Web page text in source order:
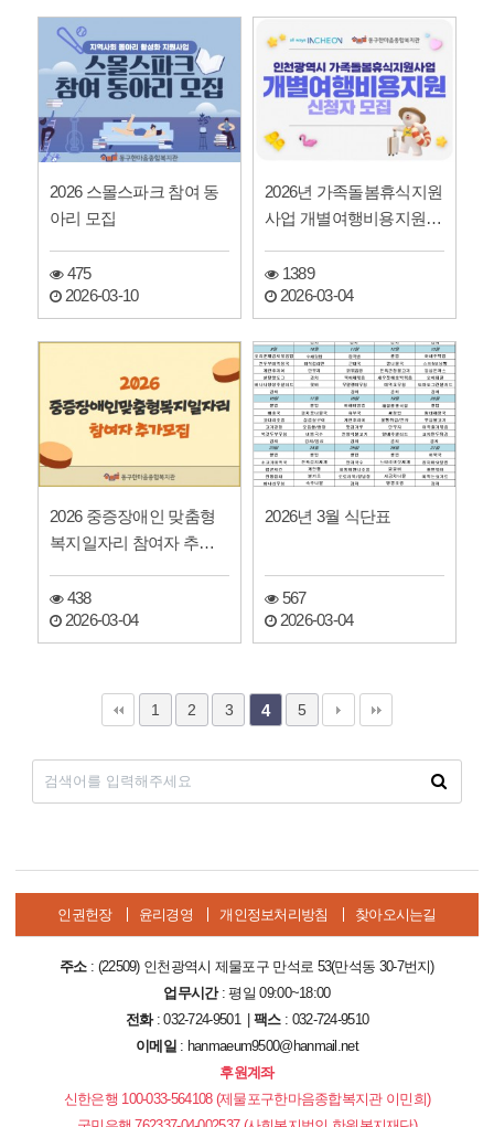
2026 스몰스파크 참여 동
아리 모집
475
2026-03-10
2026년 가족돌봄휴식지원
사업 개별여행비용지원
1389
2026-03-04
2026 중증장애인 맞춤형
복지일자리 참여자 추가
438
2026-03-04
2026년 3월 식단표
567
2026-03-04
1 2 3 4 5
인권헌장 윤리경영 개인정보처리방침 찾아오시는길
주소: (22509) 인천광역시 제물포구 만석로 53(만석동 30-7번지)
업무시간: 평일 09:00~18:00
전화: 032-724-9501 |팩스: 032-724-9510
이메일 : hanmaeum9500@hanmail.net
후원계좌
신한은행 100-033-564108 (제물포구한마음종합복지관 이민희)